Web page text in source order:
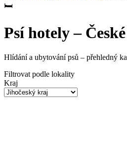
🛏️
Psí hotely –
Hlídání a ubytování psů – přehledný
Filtrovat podle lokality
Kraj